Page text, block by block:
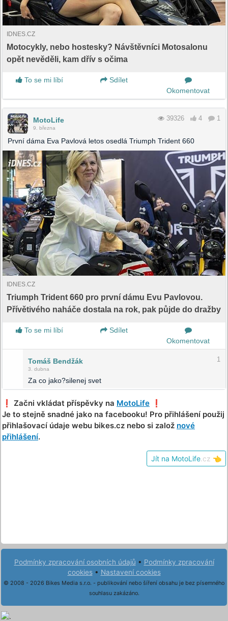
IDNES.CZ
Motocykly, nebo hostesky? Návštěvníci Motosalonu
opět nevěděli, kam dřív s očima
To se mi líbí
Sdílet
Okomentovat
MotoLife
9. března
39326 4 1
První dáma Eva Pavlová letos osedlá Triumph Trident 660
IDNES.CZ
Triumph Trident 660 pro první dámu Evu Pavlovou.
Přívětivého naháče dostala na rok, pak půjde do dražby
To se mi líbí
Sdílet
Okomentovat
Tomáš Bendžák
3. dubna
1
Za co jako?silenej svet
❗️ Začni vkládat příspěvky na MotoLife ❗️
Je to stejně snadné jako na facebooku! Pro přihlášení použij
přihlašovací údaje webu bikes.cz nebo si založ nové
přihlášení.
Jít na MotoLife .cz 👈
Podmínky zpracování osobních údajů • Podmínky zpracování
cookies• Nastavení cookies
© 2008 - 2026 Bikes Media s.r.o. - publikování nebo šíření obsahu je bez písemného
souhlasu zakázáno.